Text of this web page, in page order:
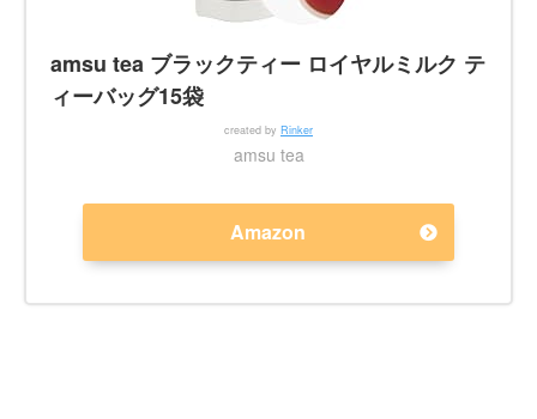
amsu tea ブラックティー ロイヤルミルク テ
ィーバッグ15袋
created by Rinker
amsu tea
Amazon